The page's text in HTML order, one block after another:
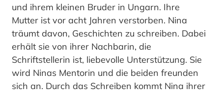
und ihrem kleinen Bruder in Ungarn. Ihre
Mutter ist vor acht Jahren verstorben. Nina
träumt davon, Geschichten zu schreiben. Dabei
erhält sie von ihrer Nachbarin, die
Schriftstellerin ist, liebevolle Unterstützung. Sie
wird Ninas Mentorin und die beiden freunden
sich an. Durch das Schreiben kommt Nina ihrer